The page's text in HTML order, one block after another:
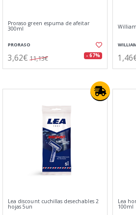
Proraso green espuma de afeitar
300ml
PRORASO
3,62€ 11,13€ - 67%
Lea discount cuchillas desechables 2
hojas 5un
Lea
100ml